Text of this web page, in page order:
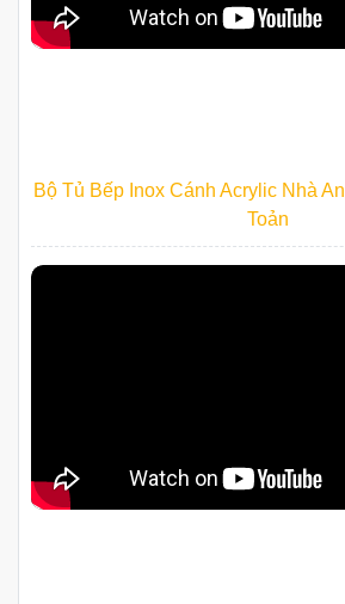
Bộ Tủ Bếp Inox Cánh Acrylic Nhà
Toản